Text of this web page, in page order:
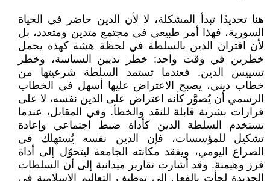
هنا تحديدًا تبدأ المشكلة، لا لأن الدين حاضر في الحياة
السورية، فهذا أمر طبيعي في مجتمع متدين ومتعدد، بل
لأن اقتران الدين بالسلطة في لحظة هشة كهذه يحمل
خطرين في وقت واحد: خطر تديين السياسة، وخطر
تسييس الدين. فعندما تستمد السلطة شرعيتها من
خطاب ديني، يصبح الاعتراض عليها أسهل في الخطاب
الرسمي أن يُصوَّر كأنه اعتراض على الدين نفسه، لا على
قرارات بشرية قابلة للنقد والخطأ. وفي المقابل، عندما
تستخدم السلطة الدين كأداة ضبط اجتماعي وإعادة
تشكيل للمؤسسات، فإن الدين نفسه يُستهلك في
الصراع اليومي، ويفقد مكانته الجامعة ليتحوّل إلى أداة
فرز وهيمنة. وقد أشارت تقارير ميدانية إلى أن السلطات
الجديدة لجأت بالفعل إلى توظيف التعاليم الإسلامية في